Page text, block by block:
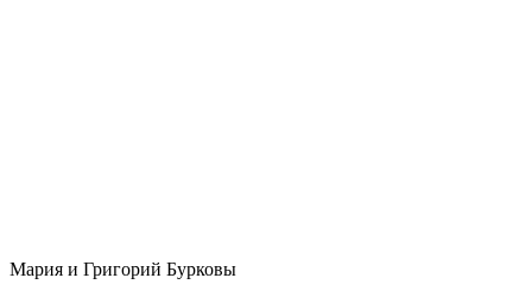
Мария и Григорий Бурковы